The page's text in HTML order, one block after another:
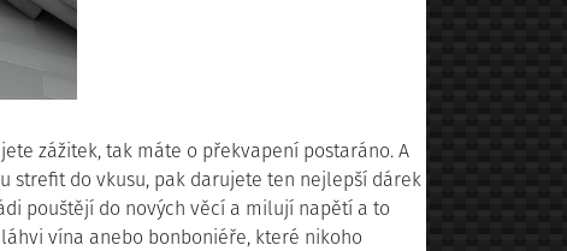
zážitek, tak máte o překvapení postaráno. A
strefit do vkusu, pak darujete ten nejlepší dárek
pouštějí do nových věcí a milují napětí a to
vína anebo bonboniéře, které nikoho